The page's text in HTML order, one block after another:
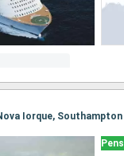
Iorque, Southampton